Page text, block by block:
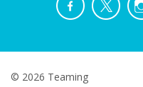
© 2026 Teaming